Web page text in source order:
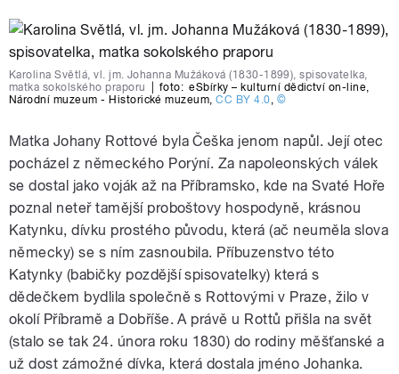
Karolina Světlá, vl. jm. Johanna Mužáková (1830-1899), spisovatelka,
matka sokolského praporu
foto: eSbírky – kulturní dědictví on-line,
Národní muzeum - Historické muzeum,CC BY 4.0, ©
Matka Johany Rottové byla Češka jenom napůl. Její otec
pocházel z německého Porýní. Za napoleonských válek
se dostal jako voják až na Příbramsko, kde na Svaté Hoře
poznal neteř tamější proboštovy hospodyně, krásnou
Katynku, dívku prostého původu, která (ač neuměla slova
německy) se s ním zasnoubila. Příbuzenstvo této
Katynky (babičky pozdější spisovatelky) která s
dědečkem bydlila společně s Rottovými v Praze, žilo v
okolí Příbramě a Dobříše. A právě u Rottů přišla na svět
(stalo se tak 24. února roku 1830) do rodiny měšťanské a
už dost zámožné dívka, která dostala jméno Johanka.